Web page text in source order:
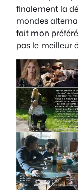
finalement la
mondes
fait mon
pas le meilleur